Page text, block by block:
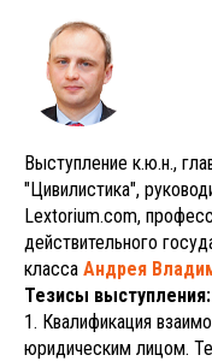
Выступление к.ю.н.,
"Цивилистика",
Lextorium.com,
действительного
класса Андрея
Тезисы выступления:
1. Квалификация
юридическим лицом.